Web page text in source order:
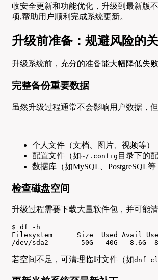
收安全更新和功能优化，升级到最新版
项,帮助用户顺利完成系统更新。
升级前准备：规避风险的
升级系统前，充分的准备能大幅降低失
完整备份重要数据
虽然升级过程通常不会影响用户数据，
个人文件（文档、图片、视频等）
配置文件（如~/.config 目录下的配
数据库（如MySQL、PostgreSQL等
检查磁盘空间
升级过程需要下载大量软件包，并可能
$ df -h
Filesystem      Size  Used Avail
/dev/sda2        50G   40G   8.6G
若空间不足，可清理临时文件（如dnf